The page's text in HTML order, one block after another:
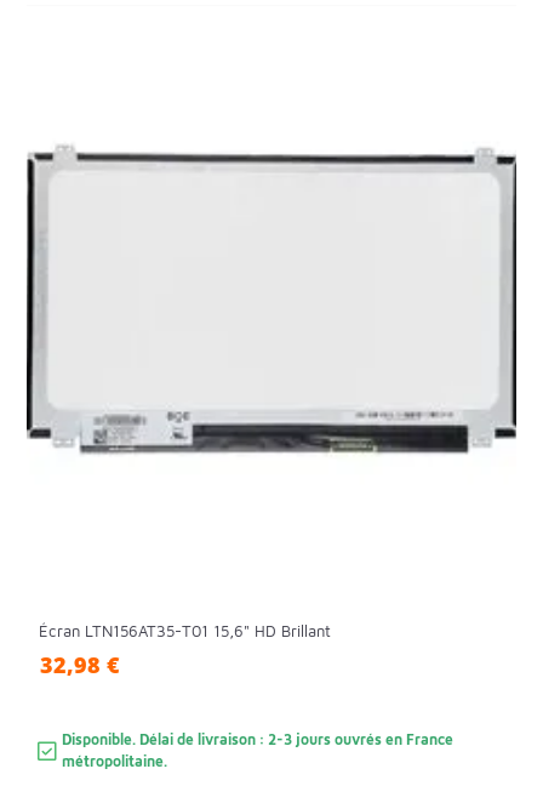
Écran LTN156AT35-T01 15,6" HD Brillant
32,98 €
Disponible. Délai de livraison : 2-3 jours ouvrés en France
métropolitaine.